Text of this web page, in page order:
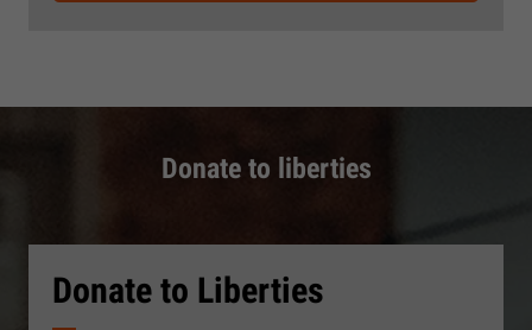
Donate to liberties
Donate to Liberties